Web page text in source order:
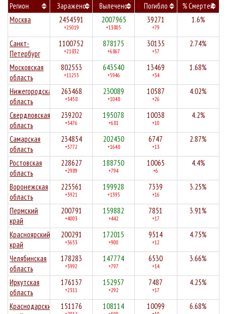
Регион Заражено Вылечено Погибло
% Смертей
Москва
2454591
+25019
2007965
+13805
39271
+79
1.6%
Санкт-
Петербург
1100752
+21832
878175
+6867
30135
+57
2.74%
Московская
область
802553
+11255
643540
+5946
13469
+34
1.68%
Нижегородская
область
263468
+3458
230089
+1048
10587
+26
4.02%
Свердловская
область
239202
+3476
195078
+681
10038
+10
4.2%
Самарская
область
234854
+3772
202430
+1648
6747
+13
2.87%
Ростовская
область
228627
+2989
188750
+794
10065
+6
4.4%
Воронежская
область
225561
+3921
199928
+1395
7339
+16
3.25%
Пермский
край
200791
+4003
159882
+442
7851
+17
3.91%
Красноярский
край
200291
+3653
172015
+900
9514
+12
4.75%
Челябинская
область
178283
+3992
147774
+797
6530
+14
3.66%
Иркутская
область
176137
+2311
152957
+292
7487
+17
4.25%
Краснодарский
151176 108114 10099 6.68%